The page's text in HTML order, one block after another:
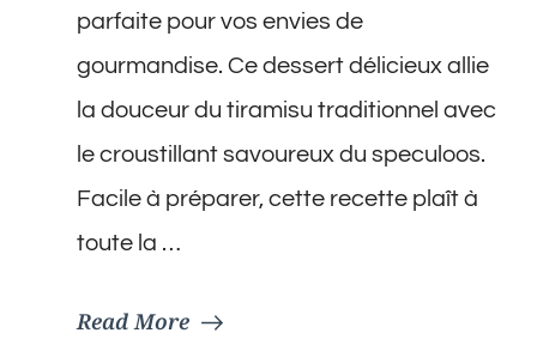
parfaite pour vos envies de
gourmandise. Ce dessert délicieux allie
la douceur du tiramisu traditionnel avec
le croustillant savoureux du speculoos.
Facile à préparer, cette recette plaît à
toute la …
Read More